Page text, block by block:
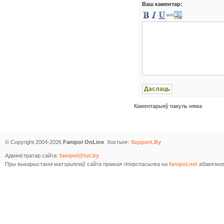
Ваш каментар:
Каментарыяў пакуль няма
© Copyright 2004-2026 Fanipol OnLine Хостынг: Support.By
Адміністратар сайта: fanipol@tut.by
Пры выкарыстанні матэрыялаў сайта прамая гіперспасылка на fanipol.net